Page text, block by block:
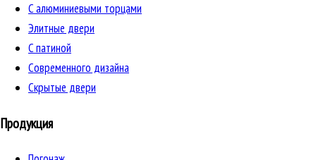
C алюминиевыми торцами
Элитные двери
C патиной
Cовременного дизайна
Скрытые двери
Продукция